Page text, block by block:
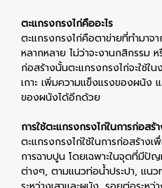
ตะแกรงกรงไก่คืออะไร
ตะแกรงกรงไก่คือตาข่ายที่ทำมาจ
หลากหลาย ไม่ว่าจะงานกสิกรรม
ก่อสร้างนั้นตะแกรงกรงไก่จะใช้ใ
เกาะ เพิ่มความแข็งแรงของผนัง
ของผนังได้อีกด้วย
การใช้ตะแกรงกรงไก่ในการก่อสร้
ตะแกรงกรงไก่ใช้ในการก่อสร้าง
การฉาบปูน โดยเฉพาะในจุดที่มีปั
ต่างๆ, ตามแนวท่อน้ำประปา, แน